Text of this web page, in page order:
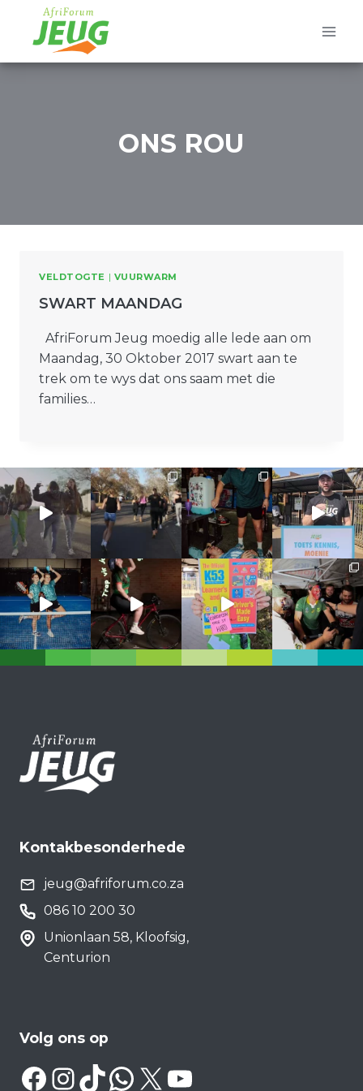
content
ONS ROU
VELDTOGTE | VUURWARM
SWART MAANDAG
AfriForum Jeug moedig alle lede aan om
Maandag, 30 Oktober 2017 swart aan te
trek om te wys dat ons saam met die
families…
Kontakbesonderhede
jeug@afriforum.co.za
086 10 200 30
Unionlaan 58, Kloofsig,
Centurion
Volg ons op
Facebook
Instagram
TikTok
WhatsApp
X YouTube